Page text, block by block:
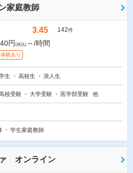
家庭教師
3.45 142件
円 (税込) ～/時間
験あり
生 高校生 浪人生
校受験 大学受験 医学部受験 他
学生家庭教師
オンライン